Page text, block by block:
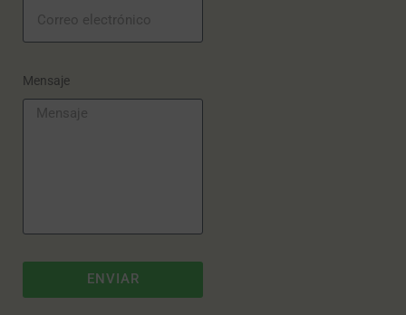
Mensaje
ENVIAR